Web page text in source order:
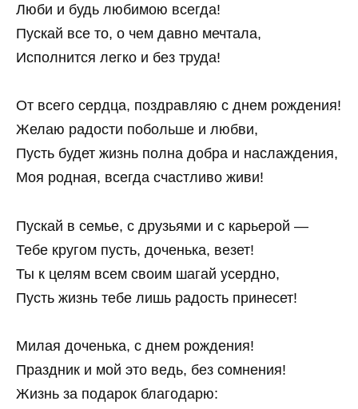
Люби и будь любимою всегда!
Пускай все то, о чем давно мечтала,
Исполнится легко и без труда!
От всего сердца, поздравляю с днем рождения!
Желаю радости побольше и любви,
Пусть будет жизнь полна добра и наслаждения,
Моя родная, всегда счастливо живи!
Пускай в семье, с друзьями и с карьерой —
Тебе кругом пусть, доченька, везет!
Ты к целям всем своим шагай усердно,
Пусть жизнь тебе лишь радость принесет!
Милая доченька, с днем рождения!
Праздник и мой это ведь, без сомнения!
Жизнь за подарок благодарю: